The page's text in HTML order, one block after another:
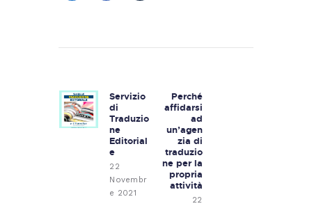
Previous
post:
Servizio
di
Traduzio
ne
Editorial
e
22
Novembr
e 2021
Next
Perché
affidarsi
ad
un’agen
zia di
traduzio
ne per la
propria
attività
22